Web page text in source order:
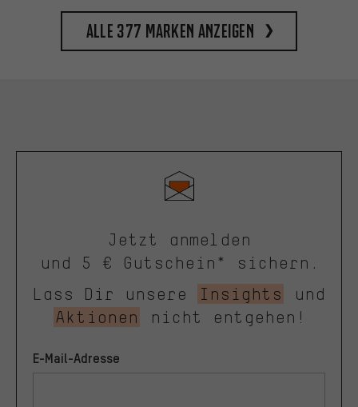
Alle 377 Marken anzeigen
Jetzt anmelden
und 5 € Gutschein* sichern.
Lass Dir unsere
Insights
und
Aktionen
nicht entgehen!
E-Mail-Adresse